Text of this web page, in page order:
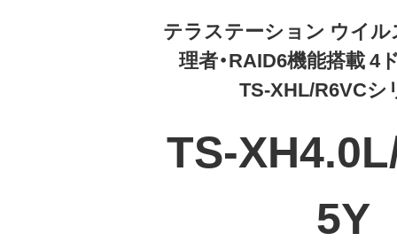
テラステーション ウイル
理者・RAID6機能搭載 4
TS-XHL/R6VCシ
TS-
5Y